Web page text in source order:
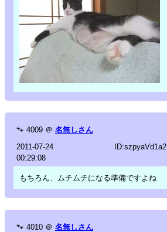
🐾 4009 ＠ 名無しさん
2011-07-24
00:29:08
ID:szpyaVd1a2
もちろん、ムチムチになる準備ですよね
🐾 4010 ＠ 名無しさん